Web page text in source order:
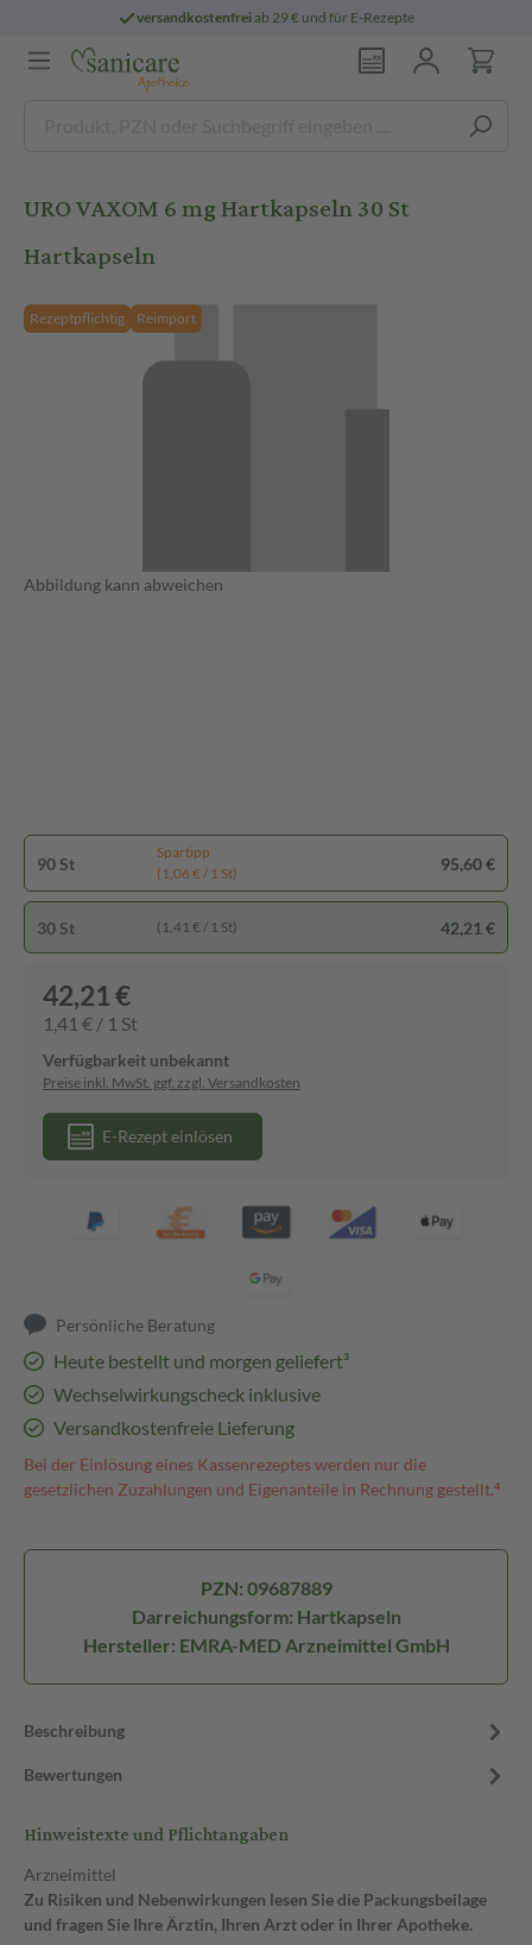
versandkostenfreiab 29 € und für E-Rezepte
URO VAXOM 6 mg Hartkapseln 30 St
Hartkapseln
Rezeptpflichtig Reimport
Abbildung kann abweichen
90 St
Spartipp
(1,06 € / 1 St)
95,60 €
30 St (1,41 € / 1 St) 42,21 €
42,21 €
1,41 € / 1 St
Verfügbarkeit unbekannt
Preise inkl. MwSt. ggf. zzgl. Versandkosten
E-Rezept einlösen
Persönliche Beratung
Heute bestellt und morgen geliefert³
Wechselwirkungscheck inklusive
Versandkostenfreie Lieferung
Bei der Einlösung eines Kassenrezeptes werden nur die
gesetzlichen Zuzahlungen und Eigenanteile in Rechnung gestellt.⁴
PZN: 09687889
Darreichungsform: Hartkapseln
Hersteller: EMRA-MED Arzneimittel GmbH
Beschreibung
Bewertungen
Hinweistexte und Pflichtangaben
Arzneimittel
Zu Risiken und Nebenwirkungen lesen Sie die Packungsbeilage
und fragen Sie Ihre Ärztin, Ihren Arzt oder in Ihrer Apotheke.